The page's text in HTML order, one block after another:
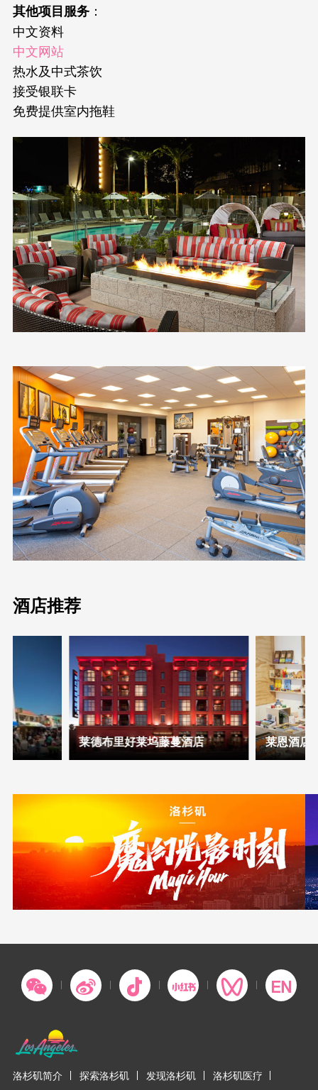
其他项目服务：
中文资料
中文网站
热水及中式茶饮
接受银联卡
免费提供室内拖鞋
酒店推荐
莱德布里好莱坞藤蔓酒店 莱恩酒店
洛杉矶简介 探索洛杉矶 发现洛杉矶
洛杉矶医疗